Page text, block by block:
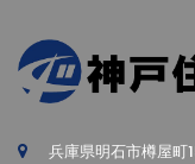
兵庫県明石市樽屋町